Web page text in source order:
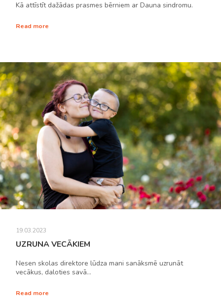
Kā attīstīt dažādas prasmes bērniem ar Dauna sindromu.
Read more
19.03.2023
UZRUNA VECĀKIEM
Nesen skolas direktore lūdza mani sanāksmē uzrunāt
vecākus, daloties savā…
Read more